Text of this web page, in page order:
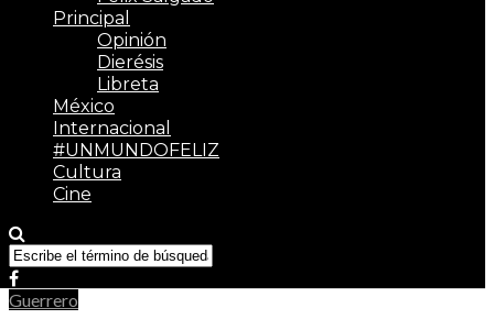
Principal
Opinión
Dierésis
Libreta
México
Internacional
#UNMUNDOFELIZ
Cultura
Cine
Guerrero